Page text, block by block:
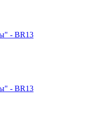
- BR13
- BR13